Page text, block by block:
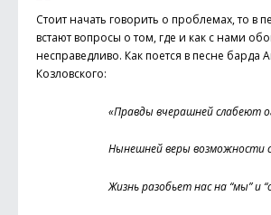
Стоит начать говорить о проблемах, то в
встают вопросы о том, где и как с нами
несправедливо. Как поется в песне барда
Козловского:
«Правды вчерашней слабеют
Нынешней веры возможности
Жизнь разобьет нас на “мы” и